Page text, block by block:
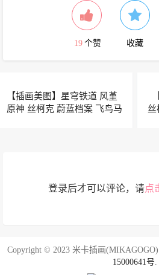
19 个赞 收藏
【插画美图】星穹铁道 风堇
原神 丝柯克 蔚蓝档案 飞鸟马
丝
登录后才可以评论，请点
Copyright © 2023 米卡插画
15000641号.